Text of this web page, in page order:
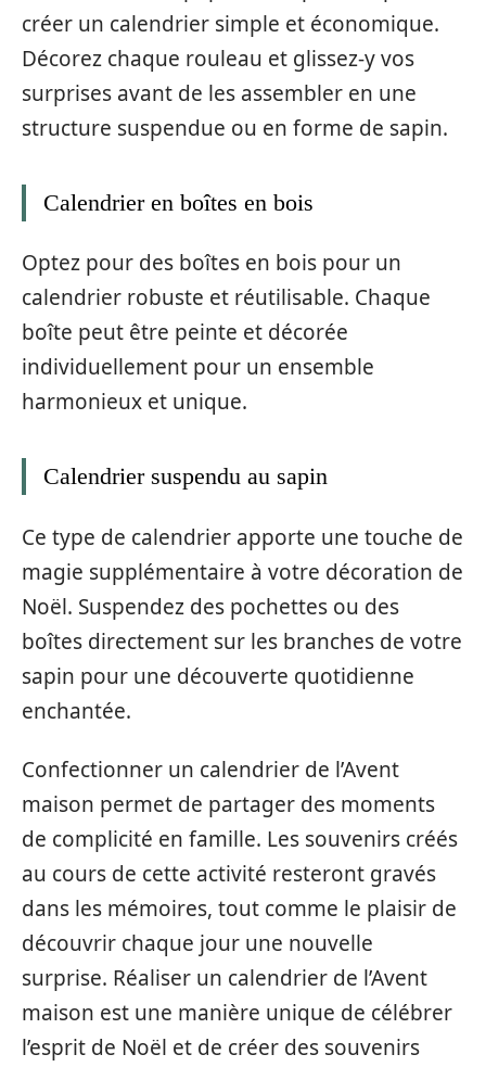
créer un calendrier simple et économique.
Décorez chaque rouleau et glissez-y vos
surprises avant de les assembler en une
structure suspendue ou en forme de sapin.
Calendrier en boîtes en bois
Optez pour des boîtes en bois pour un
calendrier robuste et réutilisable. Chaque
boîte peut être peinte et décorée
individuellement pour un ensemble
harmonieux et unique.
Calendrier suspendu au sapin
Ce type de calendrier apporte une touche de
magie supplémentaire à votre décoration de
Noël. Suspendez des pochettes ou des
boîtes directement sur les branches de votre
sapin pour une découverte quotidienne
enchantée.
Confectionner un calendrier de l’Avent
maison permet de partager des moments
de complicité en famille. Les souvenirs créés
au cours de cette activité resteront gravés
dans les mémoires, tout comme le plaisir de
découvrir chaque jour une nouvelle
surprise. Réaliser un calendrier de l’Avent
maison est une manière unique de célébrer
l’esprit de Noël et de créer des souvenirs